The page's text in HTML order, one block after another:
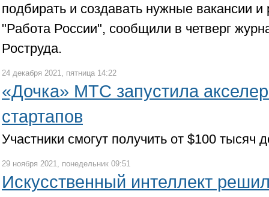
подбирать и создавать нужные вакансии
"Работа России", сообщили в четверг
Роструда.
24 декабря 2021, пятница 14:22
«Дочка» МТС запустила
стартапов
Участники смогут получить от $100 тысяч
29 ноября 2021, понедельник 09:51
Искусственный интеллект